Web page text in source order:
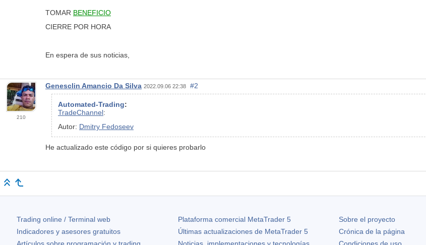
TOMAR BENEFICIO
CIERRE POR HORA
En espera de sus noticias,
210
Genesclin Amancio Da Silva 2022.09.06 22:38 #2
Automated-Trading:
TradeChannel:
Autor: Dmitry Fedoseev
He actualizado este código por si quieres probarlo
Trading online / Terminal web
Indicadores y asesores gratuitos
Artículos sobre programación y trading
Plataforma comercial MetaTrader 5
Últimas actualizaciones de MetaTrader 5
Noticias, implementaciones y tecnologías
Sobre el proyecto
Crónica de la página
Condiciones de uso